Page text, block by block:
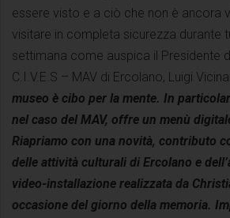
essere visto e a ciò che non è ancora
visitare in completa sicurezza durante
settimana come auspica il Presidente
C.I.V.E.S – MAV di Ercolano, Luigi
museo è cibo per la mente. In
nel caso del MAV, offre un menù
Riapriamo con una novità, contributo
delle attività culturali di Ercolano e
video-installazione realizzata da
occasione del giorno della memoria.